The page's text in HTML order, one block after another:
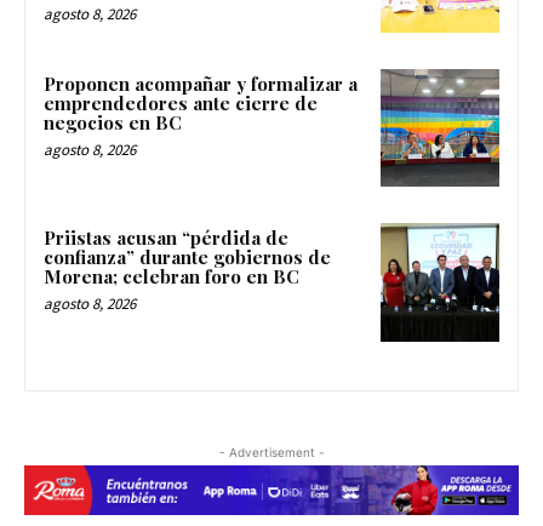
agosto 8, 2026
Proponen acompañar y formalizar a
emprendedores ante cierre de
negocios en BC
agosto 8, 2026
Priistas acusan “pérdida de
confianza” durante gobiernos de
Morena; celebran foro en BC
agosto 8, 2026
- Advertisement -